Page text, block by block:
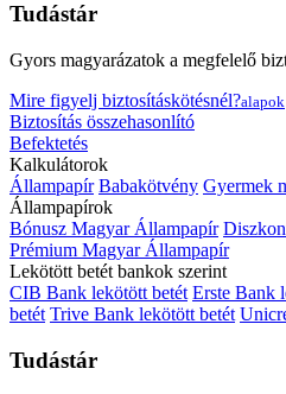
Tudástár
Gyors magyarázatok a megfelelő
Mire figyelj biztosításkötésnél?alapok
Biztosítás összehasonlító
Befektetés
Kalkulátorok
Állampapír Babakötvény Gyermek
Állampapírok
Bónusz Magyar Állampapír
Prémium Magyar Állampapír
Lekötött betét bankok szerint
CIB Bank lekötött betét Erste Bank
betét Trive Bank lekötött betét
Tudástár